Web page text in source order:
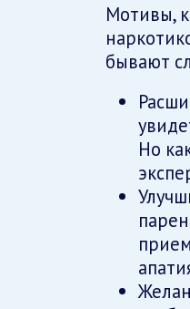
Мотивы,
бывают
Но